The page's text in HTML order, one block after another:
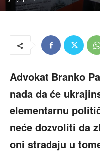
Advokat Branko
nada da će
elementarnu
neće dozvoliti da
oni stradaju u